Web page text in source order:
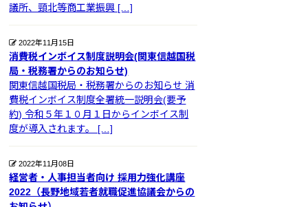
議所、頸北等商工業振興 […]
2022年11月15日
消費税インボイス制度説明会(関東信越国税
局・税務署からのお知らせ)
関東信越国税局・税務署からのお知らせ 消
費税インボイス制度全署統一説明会(要予
約) 令和５年１０月１日からインボイス制
度が導入されます。 […]
2022年11月08日
経営者・人事担当者向け 採用力強化講座
2022（長野地域若者就職促進協議会からの